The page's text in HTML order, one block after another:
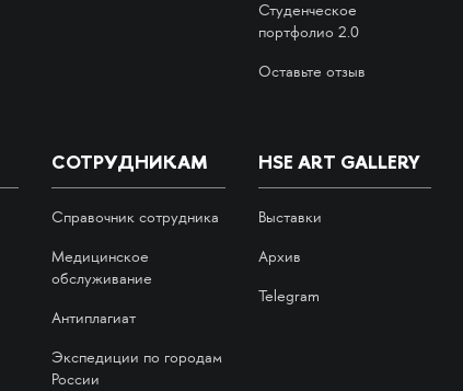
Студенческое
портфолио 2.0
Оставьте отзыв
СОТРУДНИКАМ
Справочник сотрудника
Медицинское
обслуживание
Антиплагиат
Экспедиции по городам
России
HSE ART GALLERY
Выставки
Архив
Telegram